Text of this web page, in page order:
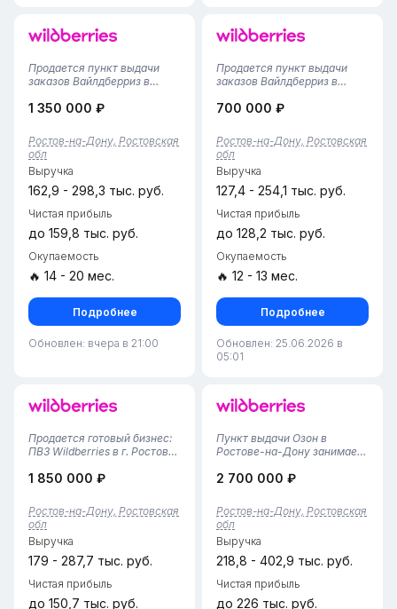
Продается пункт выдачи
заказов Вайлдберриз в
(Вертолетное поле)!
готовый, стабильно
прибыльный бизнес-объект
с многолетней историей в
престижном районе.
Площадь —...
1 350 000 ₽
Ростов-на-Дону, Ростовская
обл
Выручка
162,9 - 298,3 тыс. руб.
Чистая прибыль
до 159,8 тыс. руб.
Окупаемость
🔥 14 - 20 мес.
Подробнее
Обновлен: вчера в 21:00
Продается пункт выдачи
заказов Вайлдберриз в
(Советский район)!
готовый, стабильно
функционирующий бизнес-
объект в густонаселенном
районе. Площадь — 43 кв. м:
эрг...
700 000 ₽
Ростов-на-Дону, Ростовская
обл
Выручка
127,4 - 254,1 тыс. руб.
Чистая прибыль
до 128,2 тыс. руб.
Окупаемость
🔥 12 - 13 мес.
Подробнее
Обновлен: 25.06.2026 в
05:01
Продается готовый бизнес:
ПВЗ Wildberries в г. Ростов-
район)!Предлагается
успешно развивающийся
бизнес-объект — пункт
выдачи заказов
Wildberries.Площадь — 40...
1 850 000 ₽
Ростов-на-Дону, Ростовская
обл
Выручка
179 - 287,7 тыс. руб.
Чистая прибыль
до 150,7 тыс. руб.
Пункт выдачи Озон в
Ростове-на-Дону занимает
в 2023 году. В пункте
которые обеспечивают
качественное
обслуживание клиентов.
Комиссия составляет 3,93...
2 700 000 ₽
Ростов-на-Дону, Ростовская
обл
Выручка
218,8 - 402,9 тыс. руб.
Чистая прибыль
до 226 тыс. руб.